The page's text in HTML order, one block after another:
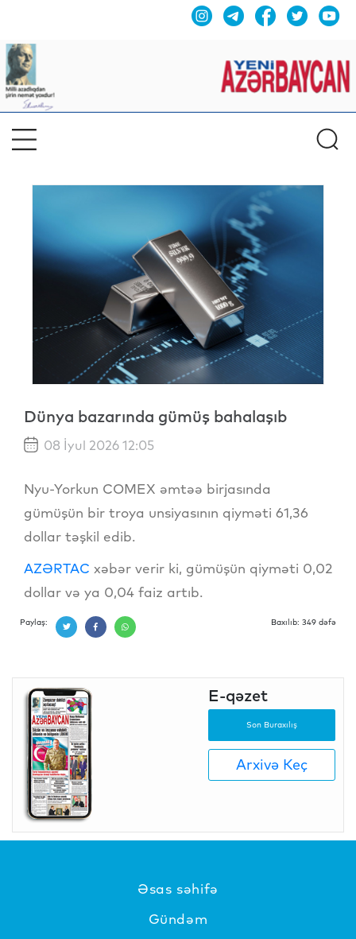
Dünya bazarında gümüş bahalaşıb
08 İyul 2026 12:05
Nyu-Yorkun COMEX əmtəə birjasında
gümüşün bir troya unsiyasının qiyməti 61,36
dollar təşkil edib.
AZƏRTAC xəbər verir ki, gümüşün qiyməti 0,02
dollar və ya 0,04 faiz artıb.
Paylaş: Baxılıb: 349 dəfə
E-qəzet
Son Buraxılış
Arxivə Keç
Əsas səhifə
Gündəm